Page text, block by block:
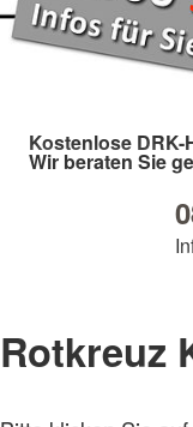
Kostenlose DRK-
Wir beraten Sie
Rotkreuz